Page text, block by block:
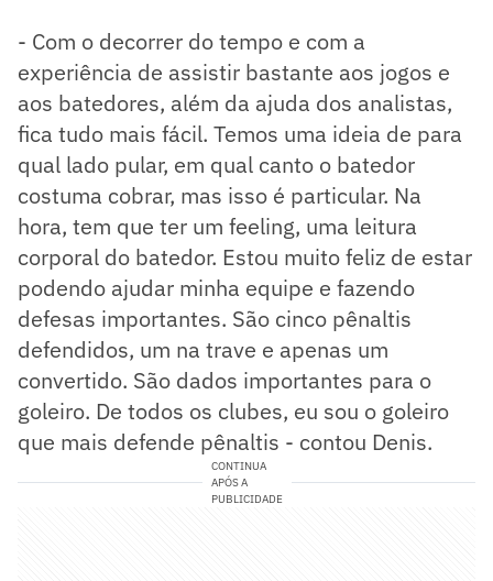
- Com o decorrer do tempo e com a
experiência de assistir bastante aos jogos e
aos batedores, além da ajuda dos analistas,
fica tudo mais fácil. Temos uma ideia de para
qual lado pular, em qual canto o batedor
costuma cobrar, mas isso é particular. Na
hora, tem que ter um feeling, uma leitura
corporal do batedor. Estou muito feliz de estar
podendo ajudar minha equipe e fazendo
defesas importantes. São cinco pênaltis
defendidos, um na trave e apenas um
convertido. São dados importantes para o
goleiro. De todos os clubes, eu sou o goleiro
que mais defende pênaltis - contou Denis.
CONTINUA
APÓS A
PUBLICIDADE